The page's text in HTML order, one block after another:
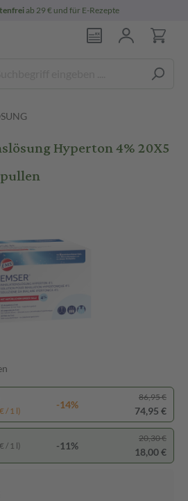
ab 29 € und für E-Rezepte
Hyperton 4% 20X5
/ 1 l)
-14%
86,95 €
74,95 €
/ 1 l) -11%
20,30 €
18,00 €